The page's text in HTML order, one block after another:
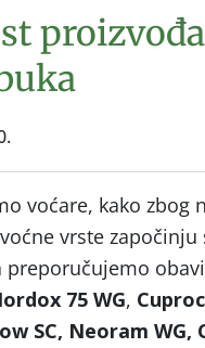
voćare, kako
vrste
preporučujemo
75 WG,
SC, Neoram WG,